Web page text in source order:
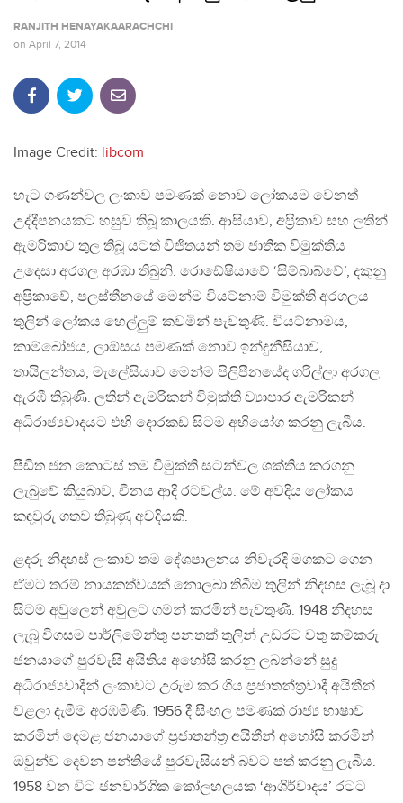
RANJITH HENAYAKAARACHCHI
on April 7, 2014
Image Credit: libcom
හැට ගණන්වල ලංකාව පමණක් නොව ලෝකයම වෙනත්
උද්දීපනයකට හසුව තිබූ කාලයකි. ආසියාව, අප්‍රිකාව සහ ලතින්
ඇමරිකාව තුල තිබූ යටත් විජිතයන් තම ජාතික විමුක්තිය
උදෙසා අරගල අරඹා තිබුනි. රොඩේෂියාවේ ‘සිම්බාබ්වේ’, දකුනු
අප්‍රිකාවේ, පලස්තීනයේ මෙන්ම වියට්නාම් විමුක්ති අරගලය
තුලින් ලෝකය හෙල්ලුම් කවමින් පැවතුණි. වියට්නාමය,
කාම්බෝජය, ලාඕසය පමණක් නොව ඉන්දුනීසියාව,
තායිලන්තය, මැලේසියාව මෙන්ම පිලිපීනයේද ගරිල්ලා අරගල
ඇරඹී තිබුණි. ලතින් ඇමරිකන් විමුක්ති ව්‍යාපාර ඇමරිකන්
අධිරාජ්‍යවාදයට එහි දොරකඩ සිටම අභියෝග කරනු ලැබීය.
පීඩිත ජන කොටස් තම විමුක්ති සටන්වල ශක්තිය කරගනු
ලැබුවේ කියුබාව, චීනය ආදී රටවල්ය. මේ අවදිය ලෝකය
කඳවුරු ගතව තිබුණු අවදියකි.
ළදරු නිදහස් ලංකාව තම දේශපාලනය නිවැරදි මගකට ගෙන
ඒමට තරම් නායකත්වයක් නොලබා තිබීම තුලින් නිදහස ලැබූ දා
සිටම අවුලෙන් අවුලට ගමන් කරමින් පැවතුණි. 1948 නිදහස
ලැබූ විගසම පාර්ලිමේන්තු පනතක් තුලින් උඩරට වතු කම්කරු
ජනයාගේ පුරවැසි අයිතිය අහෝසි කරනු ලබන්නේ සුදු
අධිරාජ්‍යවාදීන් ලංකාවට උරුම කර ගිය ප්‍රජාතන්ත්‍රවාදී අයිතීන්
වළලා දැමීම අරඹමිණි. 1956 දී සිංහල පමණක් රාජ්‍ය භාෂාව
කරමින් දෙමළ ජනයාගේ ප්‍රජාතන්ත්‍ර අයිතීන් අහෝසි කරමින්
ඔවුන්ව දෙවන පන්තියේ පුරවැසියන් බවට පත් කරනු ලැබීය.
1958 වන විට ජනවාර්ගික කෝලහලයක ‘ආශිර්වාදය’ රටට